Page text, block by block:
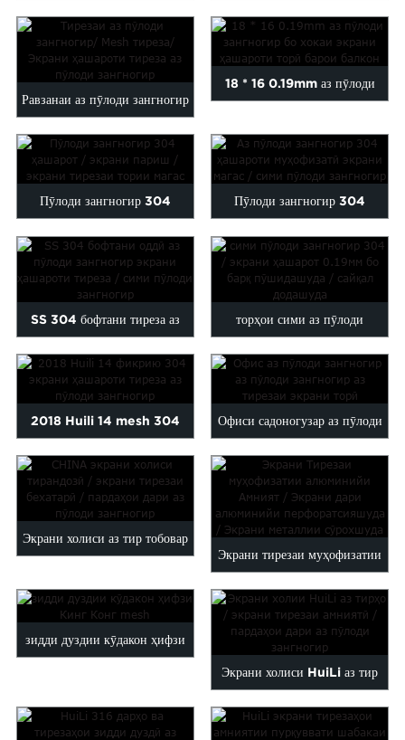
Камушки аз пӯлоди зангногир
...
пӯлоди зангногир 304 дараҷаи
S...
Равзанаи аз пӯлоди зангногир
/ торҳои тиреза / зангногир ...
18 * 16 0.19mm аз пӯлоди
дохили ...
Пӯлоди зангногир 304
ҳашарот / экрани париш /
магас...
Пӯлоди зангногир 304
пашшаи ҳашароти амниятӣ ...
SS 304 бофтани тиреза аз
пӯлоди зангногир ҳашарот...
торҳои сими аз пӯлоди
зангногир печонидашуда /
сайқалёфта ...
2018 Huili 14 mesh 304
тирезаи аз пӯлоди зангногир
ман ...
Офиси садоногузар аз пӯлоди
зангногир, шамоли амнияти...
Экрани холиси аз тир тобовар
Экрани тирезаи муҳофизатии
алюминийи ...
зидди дуздии кӯдакон ҳифзи
Экрани холиси HuiLi аз тир
тобовар / тирезаи амниятӣ ...